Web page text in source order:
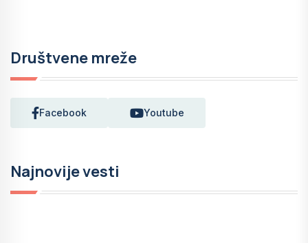
Društvene mreže
Facebook Youtube
Najnovije vesti